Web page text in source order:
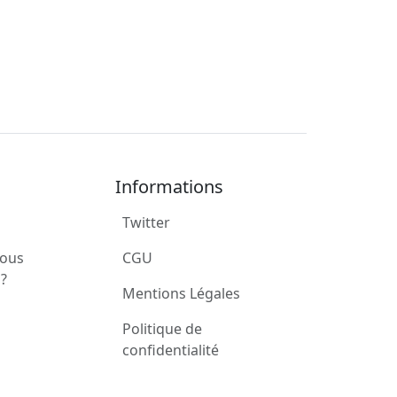
Informations
Twitter
CGU
Mentions Légales
Politique de
confidentialité